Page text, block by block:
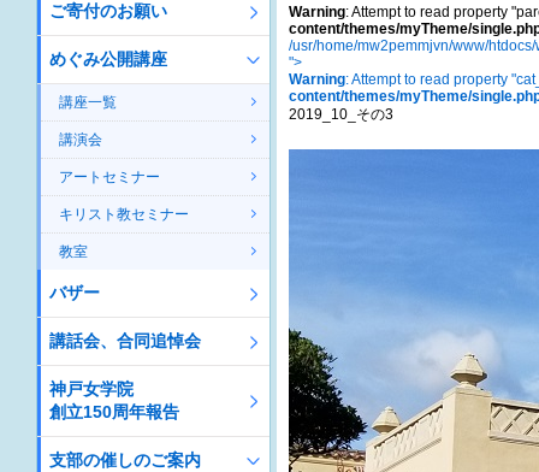
Warning: Attempt to read property
content/themes/myTheme/
/usr/home/mw2pemmjvn/www/
">
Warning: Attempt to read property
content/themes/myTheme/
2019_10_その3
ご寄付のお願い
めぐみ公開講座
講座一覧
講演会
アートセミナー
キリスト教セミナー
教室
バザー
講話会、合同追悼会
神戸女学院
創立150周年報告
支部の催しのご案内